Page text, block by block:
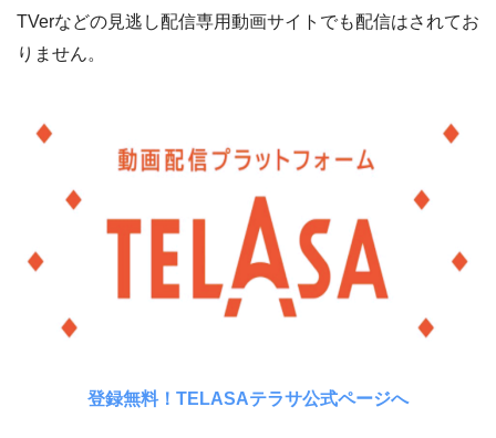
TVerなどの見逃し配信専用動画サイトでも配信はされてお
りません。
登録無料！TELASAテラサ公式ページへ